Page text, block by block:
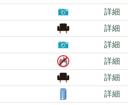
詳細
詳細
詳細
詳細
詳細
詳細